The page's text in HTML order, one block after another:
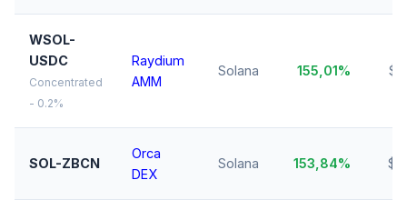
WSOL-
USDC
Concentrated
- 0.2%
Raydium
AMM
Solana 155,01%
SOL-ZBCN
Orca
DEX
Solana 153,84%